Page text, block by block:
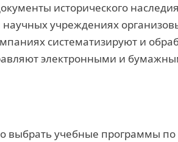
исторического
учреждениях
систематизируют и
электронными и
выбрать учебные программы